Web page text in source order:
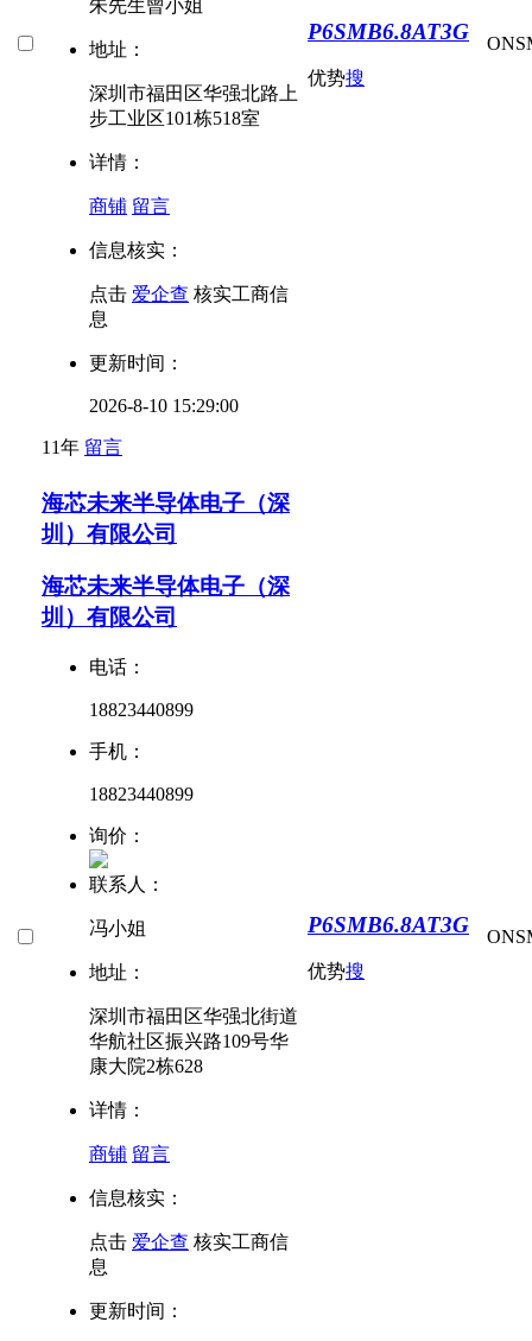
朱先生曾小姐
地址：
深圳市福田区华强北路上
步工业区101栋518室
详情：
商铺 留言
信息核实：
点击 爱企查 核实工商信
息
更新时间：
2026-8-10 15:29:00
11年 留言
P6SMB6.8AT3G
优势搜
ON
海芯未来半导体电子（深
圳）有限公司
海芯未来半导体电子（深
圳）有限公司
电话：
18823440899
手机：
18823440899
询价：
联系人：
冯小姐
地址：
深圳市福田区华强北街道
华航社区振兴路109号华
康大院2栋628
详情：
商铺 留言
信息核实：
点击 爱企查 核实工商信
息
更新时间：
P6SMB6.8AT3G
优势搜
ON